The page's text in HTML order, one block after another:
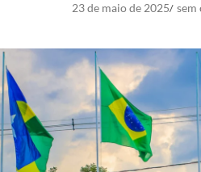
23 de maio de 2025/ sem